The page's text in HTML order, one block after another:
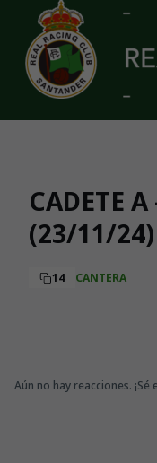
Skip to main content
CADETE A
(23/11/24)
14 CANTERA
Aún no hay reacciones. ¡Sé